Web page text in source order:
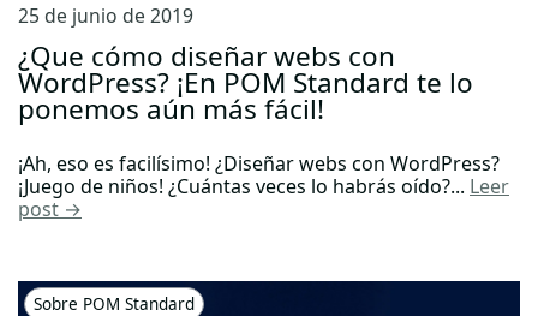
25 de junio de 2019
¿Que cómo diseñar webs con
WordPress? ¡En POM Standard te lo
ponemos aún más fácil!
¡Ah, eso es facilísimo! ¿Diseñar webs con WordPress?
¡Juego de niños! ¿Cuántas veces lo habrás oído?... Leer
post →
Sobre POM Standard